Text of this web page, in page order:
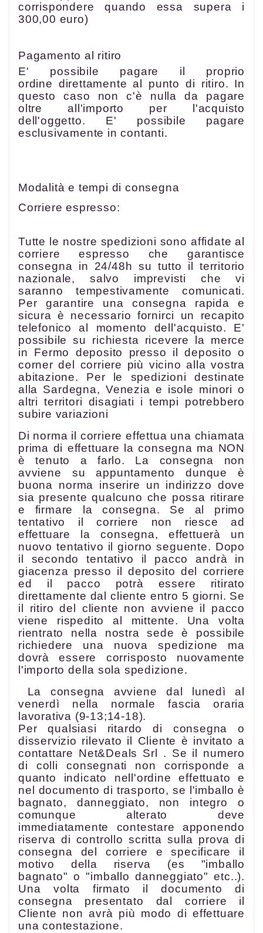
corrispondere quando essa supera i
300,00 euro)
Pagamento al ritiro
E' possibile pagare il proprio
ordine direttamente al punto di ritiro. In
questo caso non c'è nulla da pagare
oltre all'importo per l'acquisto
dell'oggetto. E' possibile pagare
esclusivamente in contanti.
Modalità e tempi di consegna
Corriere espresso:
Tutte le nostre spedizioni sono affidate al
corriere espresso che garantisce
consegna in 24/48h su tutto il territorio
nazionale, salvo imprevisti che vi
saranno tempestivamente comunicati.
Per garantire una consegna rapida e
sicura è necessario fornirci un recapito
telefonico al momento dell'acquisto. E'
possibile su richiesta ricevere la merce
in Fermo deposito presso il deposito o
corner del corriere più vicino alla vostra
abitazione. Per le spedizioni destinate
alla Sardegna, Venezia e isole minori o
altri territori disagiati i tempi potrebbero
subire variazioni
Di norma il corriere effettua una chiamata
prima di effettuare la consegna ma NON
è tenuto a farlo. La consegna non
avviene su appuntamento dunque è
buona norma inserire un indirizzo dove
sia presente qualcuno che possa ritirare
e firmare la consegna. Se al primo
tentativo il corriere non riesce ad
effettuare la consegna, effettuerà un
nuovo tentativo il giorno seguente. Dopo
il secondo tentativo il pacco andrà in
giacenza presso il deposito del corriere
ed il pacco potrà essere ritirato
direttamente dal cliente entro 5 giorni. Se
il ritiro del cliente non avviene il pacco
viene rispedito al mittente. Una volta
rientrato nella nostra sede è possibile
richiedere una nuova spedizione ma
dovrà essere corrisposto nuovamente
l'importo della sola spedizione.
La consegna avviene dal lunedì al
venerdì nella normale fascia oraria
lavorativa (9-13;14-18).
Per qualsiasi ritardo di consegna o
disservizio rilevato il Cliente è invitato a
contattare Net&Deals Srl . Se il numero
di colli consegnati non corrisponde a
quanto indicato nell'ordine effettuato e
nel documento di trasporto, se l'imballo è
bagnato, danneggiato, non integro o
comunque alterato deve
immediatamente contestare apponendo
riserva di controllo scritta sulla prova di
consegna del corriere e specificare il
motivo della riserva (es "imballo
bagnato" o "imballo danneggiato" etc..).
Una volta firmato il documento di
consegna presentato dal corriere il
Cliente non avrà più modo di effettuare
una contestazione.